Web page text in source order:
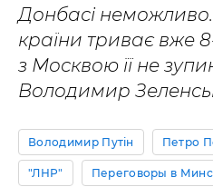
Донбасі
країни триває вже
з Москвою її не
Володимир
Володимир Путін Петро
"ЛНР" Переговоры в